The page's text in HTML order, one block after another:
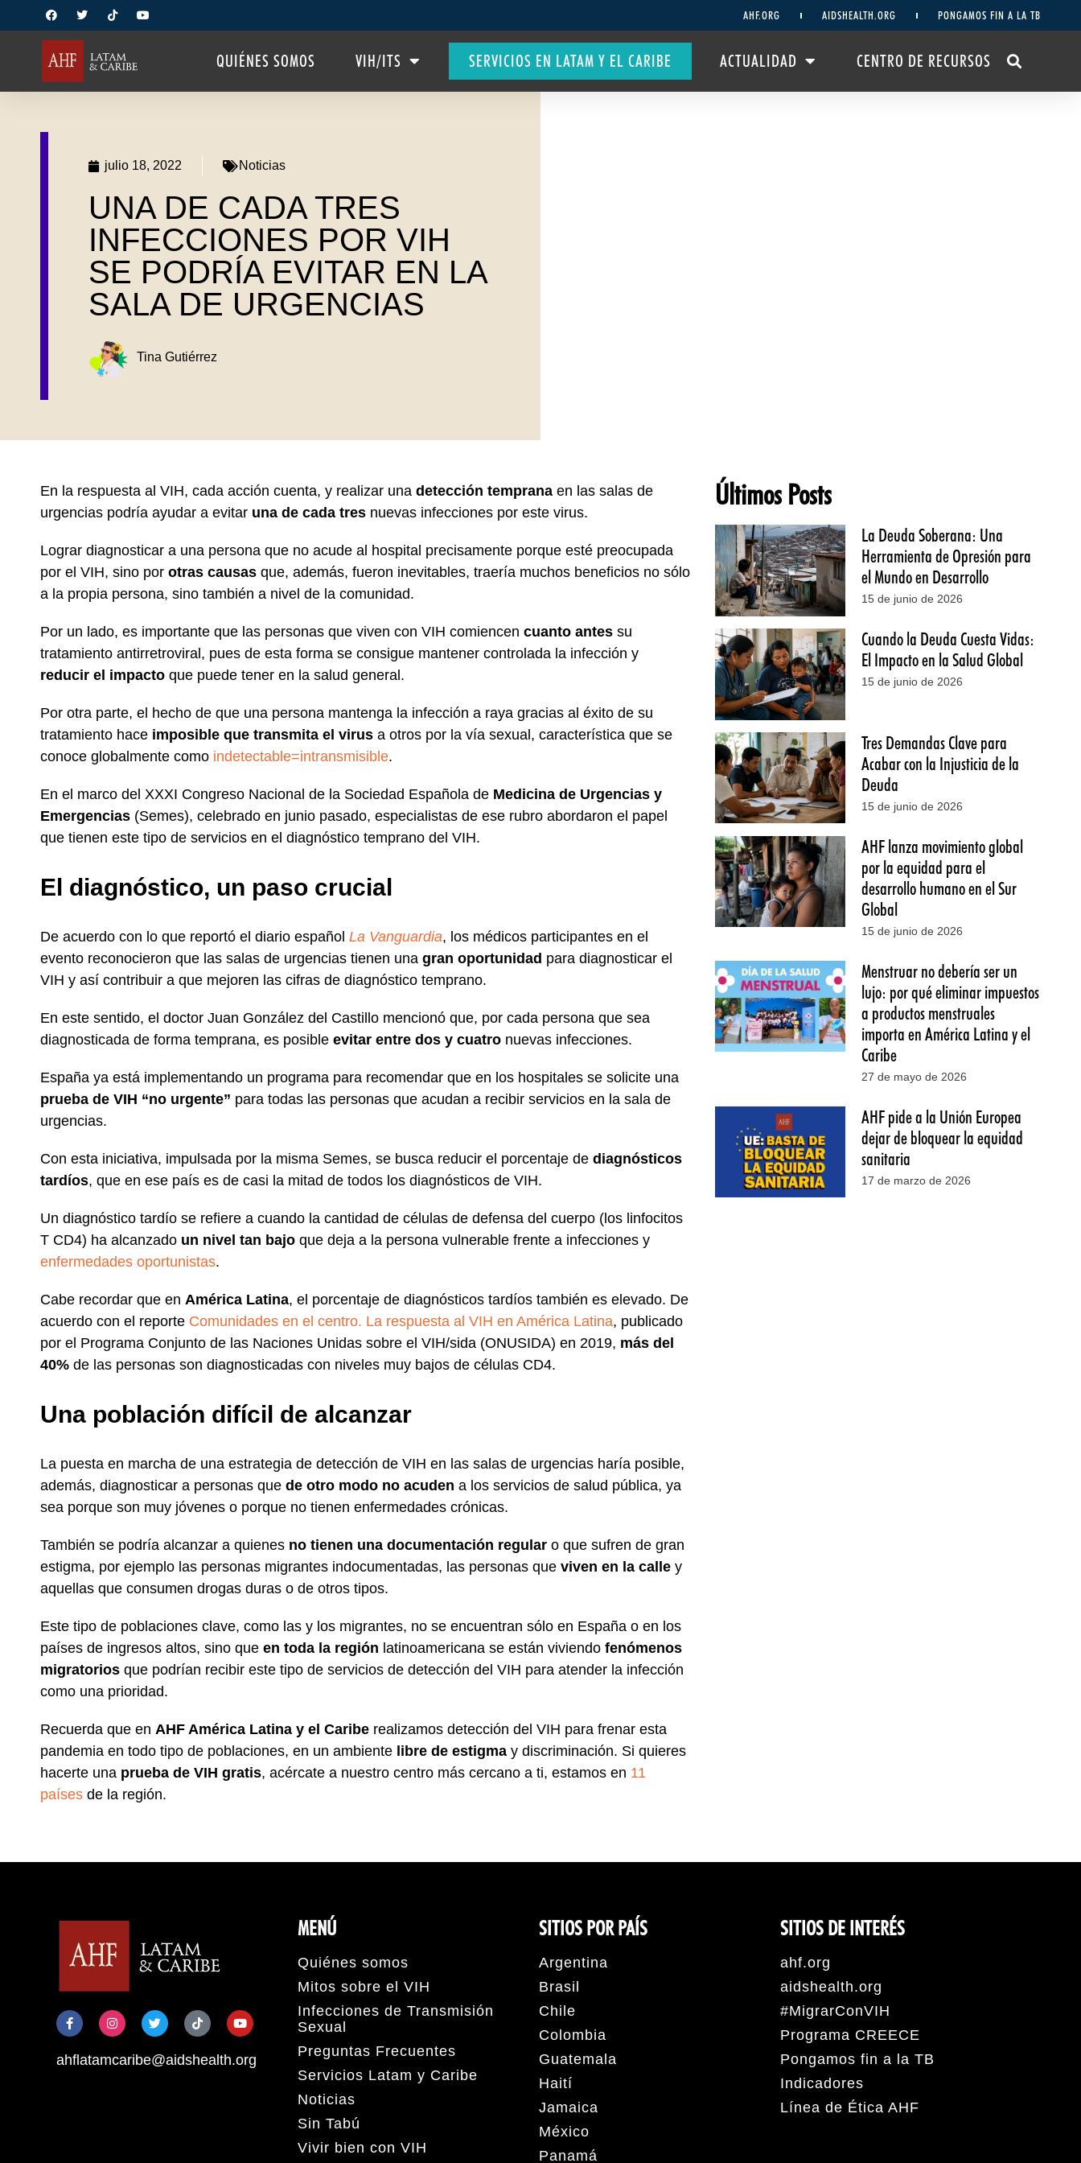
AHF.ORG AIDSHEALTH.ORG PONGAMOS FIN A LA TB
QUIÉNES SOMOS VIH/ITS SERVICIOS EN LATAM Y EL CARIBE ACTUALIDAD CENTRO DE RECURSOS
julio 18, 2022 Noticias
UNA DE CADA TRES
INFECCIONES POR VIH
SE PODRÍA EVITAR EN LA
SALA DE URGENCIAS
Tina Gutiérrez
En la respuesta al VIH, cada acción cuenta, y realizar una detección temprana en las salas de
urgencias podría ayudar a evitar una de cada tres nuevas infecciones por este virus.
Lograr diagnosticar a una persona que no acude al hospital precisamente porque esté preocupada
por el VIH, sino por otras causas que, además, fueron inevitables, traería muchos beneficios no sólo
a la propia persona, sino también a nivel de la comunidad.
Por un lado, es importante que las personas que viven con VIH comiencen cuanto antes su
tratamiento antirretroviral, pues de esta forma se consigue mantener controlada la infección y
reducir el impacto que puede tener en la salud general.
Por otra parte, el hecho de que una persona mantenga la infección a raya gracias al éxito de su
tratamiento hace imposible que transmita el virus a otros por la vía sexual, característica que se
conoce globalmente como indetectable=intransmisible.
En el marco del XXXI Congreso Nacional de la Sociedad Española de Medicina de Urgencias y
Emergencias (Semes), celebrado en junio pasado, especialistas de ese rubro abordaron el papel
que tienen este tipo de servicios en el diagnóstico temprano del VIH.
El diagnóstico, un paso crucial
De acuerdo con lo que reportó el diario español La Vanguardia, los médicos participantes en el
evento reconocieron que las salas de urgencias tienen una gran oportunidad para diagnosticar el
VIH y así contribuir a que mejoren las cifras de diagnóstico temprano.
En este sentido, el doctor Juan González del Castillo mencionó que, por cada persona que sea
diagnosticada de forma temprana, es posible evitar entre dos y cuatro nuevas infecciones.
España ya está implementando un programa para recomendar que en los hospitales se solicite una
prueba de VIH “no urgente” para todas las personas que acudan a recibir servicios en la sala de
urgencias.
Con esta iniciativa, impulsada por la misma Semes, se busca reducir el porcentaje de diagnósticos
tardíos, que en ese país es de casi la mitad de todos los diagnósticos de VIH.
Un diagnóstico tardío se refiere a cuando la cantidad de células de defensa del cuerpo (los linfocitos
T CD4) ha alcanzado un nivel tan bajo que deja a la persona vulnerable frente a infecciones y
enfermedades oportunistas.
Cabe recordar que en América Latina, el porcentaje de diagnósticos tardíos también es elevado. De
acuerdo con el reporte Comunidades en el centro. La respuesta al VIH en América Latina, publicado
por el Programa Conjunto de las Naciones Unidas sobre el VIH/sida (ONUSIDA) en 2019, más del
40% de las personas son diagnosticadas con niveles muy bajos de células CD4.
Una población difícil de alcanzar
La puesta en marcha de una estrategia de detección de VIH en las salas de urgencias haría posible,
además, diagnosticar a personas que de otro modo no acuden a los servicios de salud pública, ya
sea porque son muy jóvenes o porque no tienen enfermedades crónicas.
También se podría alcanzar a quienes no tienen una documentación regular o que sufren de gran
estigma, por ejemplo las personas migrantes indocumentadas, las personas que viven en la calle y
aquellas que consumen drogas duras o de otros tipos.
Este tipo de poblaciones clave, como las y los migrantes, no se encuentran sólo en España o en los
países de ingresos altos, sino que en toda la región latinoamericana se están viviendo fenómenos
migratorios que podrían recibir este tipo de servicios de detección del VIH para atender la infección
como una prioridad.
Recuerda que en AHF América Latina y el Caribe realizamos detección del VIH para frenar esta
pandemia en todo tipo de poblaciones, en un ambiente libre de estigma y discriminación. Si quieres
hacerte una prueba de VIH gratis, acércate a nuestro centro más cercano a ti, estamos en 11
países de la región.
Últimos Posts
La Deuda Soberana: Una
Herramienta de Opresión para
el Mundo en Desarrollo
15 de junio de 2026
Cuando la Deuda Cuesta Vidas:
El Impacto en la Salud Global
15 de junio de 2026
Tres Demandas Clave para
Acabar con la Injusticia de la
Deuda
15 de junio de 2026
AHF lanza movimiento global
por la equidad para el
desarrollo humano en el Sur
Global
15 de junio de 2026
Menstruar no debería ser un
lujo: por qué eliminar impuestos
a productos menstruales
importa en América Latina y el
Caribe
27 de mayo de 2026
AHF pide a la Unión Europea
dejar de bloquear la equidad
sanitaria
17 de marzo de 2026
ahflatamcaribe@aidshealth.org
MENÚ
Quiénes somos
Mitos sobre el VIH
Infecciones de Transmisión
Sexual
Preguntas Frecuentes
Servicios Latam y Caribe
Noticias
Sin Tabú
Vivir bien con VIH
SITIOS POR PAÍS
Argentina
Brasil
Chile
Colombia
Guatemala
Haití
Jamaica
México
Panamá
SITIOS DE INTERÉS
ahf.org
aidshealth.org
#MigrarConVIH
Programa CREECE
Pongamos fin a la TB
Indicadores
Línea de Ética AHF